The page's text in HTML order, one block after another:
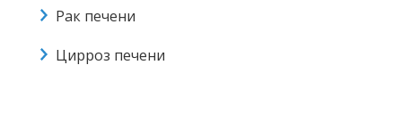
Рак печени
Цирроз печени